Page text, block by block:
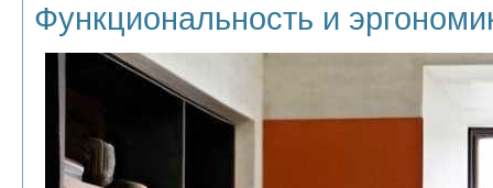
Функциональность и